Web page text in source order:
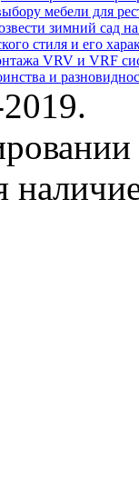
мебели для
зимний сад
стиля и его
VRV и VRF
и